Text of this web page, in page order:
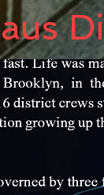
aus